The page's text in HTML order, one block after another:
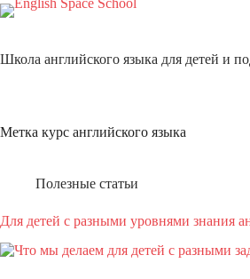
Перейти
к
Школа английского языка для детей и
Метка курс английского языка
Полезные статьи
Для детей с разными уровнями знания